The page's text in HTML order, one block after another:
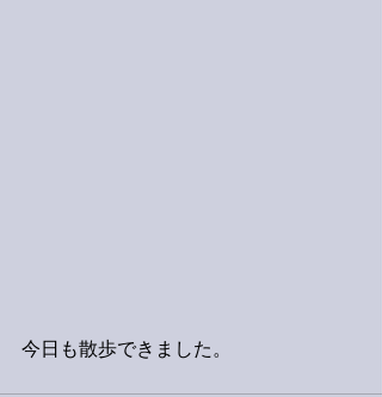
今日も散歩できました。